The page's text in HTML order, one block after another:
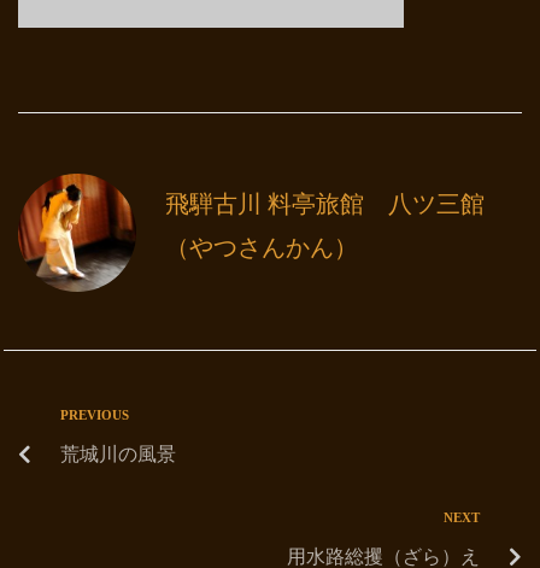
飛騨古川 料亭旅館 八ツ三館
（やつさんかん）
PREVIOUS
荒城川の風景
NEXT
用水路総攫（ざら）え